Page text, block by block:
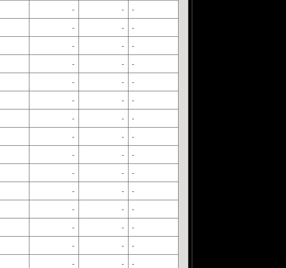
- - -
- - -
- - -
- - -
- - -
- - -
- - -
- - -
- - -
- - -
- - -
- - -
- - -
- - -
- - -